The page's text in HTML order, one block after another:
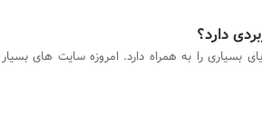
دارد؟
بسیاری را به همراه دارد. امروزه سایت های